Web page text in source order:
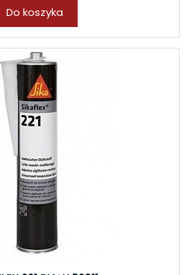
Do koszyka